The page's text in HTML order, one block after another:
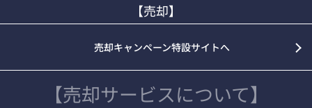
【売却】
売却キャンペーン特設サイトへ
【売却サービスについて】